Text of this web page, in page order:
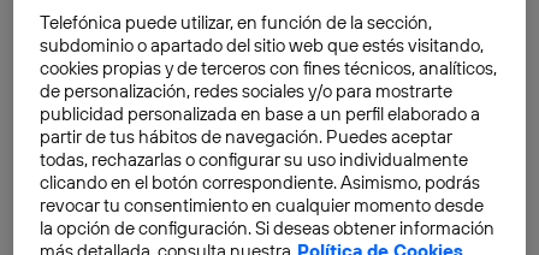
Incluso el Tesla Model 3, en su versión low cost, anda
por los 35.000 dólares (32.600 euros). No será el caso
del Volkswagen ID.3. Al menossegún se desprende
de las comunicaciones oficiales del fabricante.
Volkswagen ha concretado una intención: su nuevo
modelo eléctrico será más barato que un gasolina. Y
con esta premisa se ha lanzado a producir su flamante
Telefónica puede utilizar, en función de la sección,
subdominio o apartado del sitio web que estés visitando,
cookies propias y de terceros con fines técnicos, analíticos,
de personalización, redes sociales y/o para mostrarte
publicidad personalizada en base a un perfil elaborado a
partir de tus hábitos de navegación. Puedes aceptar
todas, rechazarlas o configurar su uso individualmente
clicando en el botón correspondiente. Asimismo, podrás
revocar tu consentimiento en cualquier momento desde
la opción de configuración. Si deseas obtener información